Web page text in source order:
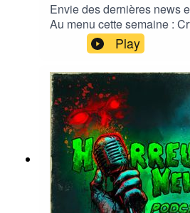
Envie des dernières news
Au menu cette semaine :
Sam Raimi, Pascal
et plein d'autres actus
streaming, vod, livres, jeux,
:
NewsYouTube : Horreur
soutenir via Tipeee : https://
news-podcast/Bonne
#fantastique #film #serie
#streaming #horreurfrance
#PodcastAddict
#CultureHorreur
#CinemaHorreur
Play